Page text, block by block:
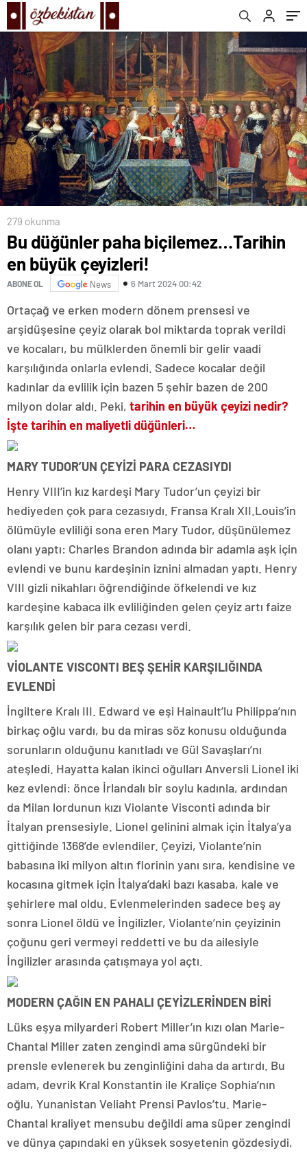
279 okunma
Bu düğünler paha biçilemez…Tarihin
en büyük çeyizleri!
ABONE OL News 6 Mart 2024 00:42
Ortaçağ ve erken modern dönem prensesi ve
arşidüşesine çeyiz olarak bol miktarda toprak verildi
ve kocaları, bu mülklerden önemli bir gelir vaadi
karşılığında onlarla evlendi. Sadece kocalar değil
kadınlar da evlilik için bazen 5 şehir bazen de 200
milyon dolar aldı. Peki, tarihin en büyük çeyizi nedir?
İşte tarihin en maliyetli düğünleri…
MARY TUDOR’UN ÇEYİZİ PARA CEZASIYDI
Henry VIII’in kız kardeşi Mary Tudor’un çeyizi bir
hediyeden çok para cezasıydı. Fransa Kralı XII.Louis’in
ölümüyle evliliği sona eren Mary Tudor, düşünülemez
olanı yaptı: Charles Brandon adında bir adamla aşk için
evlendi ve bunu kardeşinin iznini almadan yaptı. Henry
VIII gizli nikahları öğrendiğinde öfkelendi ve kız
kardeşine kabaca ilk evliliğinden gelen çeyiz artı faize
karşılık gelen bir para cezası verdi.
VİOLANTE VISCONTI BEŞ ŞEHİR KARŞILIĞINDA
EVLENDİ
İngiltere Kralı III. Edward ve eşi Hainault’lu Philippa’nın
birkaç oğlu vardı, bu da miras söz konusu olduğunda
sorunların olduğunu kanıtladı ve Gül Savaşları’nı
ateşledi. Hayatta kalan ikinci oğulları Anversli Lionel iki
kez evlendi: önce İrlandalı bir soylu kadınla, ardından
da Milan lordunun kızı Violante Visconti adında bir
İtalyan prensesiyle. Lionel gelinini almak için İtalya’ya
gittiğinde 1368’de evlendiler. Çeyizi, Violante’nin
babasına iki milyon altın florinin yanı sıra, kendisine ve
kocasına gitmek için İtalya’daki bazı kasaba, kale ve
şehirlere mal oldu. Evlenmelerinden sadece beş ay
sonra Lionel öldü ve İngilizler, Violante’nin çeyizinin
çoğunu geri vermeyi reddetti ve bu da ailesiyle
İngilizler arasında çatışmaya yol açtı.
MODERN ÇAĞIN EN PAHALI ÇEYİZLERİNDEN BİRİ
Lüks eşya milyarderi Robert Miller’ın kızı olan Marie-
Chantal Miller zaten zengindi ama sürgündeki bir
prensle evlenerek bu zenginliğini daha da artırdı. Bu
adam, devrik Kral Konstantin ile Kraliçe Sophia’nın
oğlu, Yunanistan Veliaht Prensi Pavlos’tu. Marie-
Chantal kraliyet mensubu değildi ama süper zengindi
ve dünya çapındaki en yüksek sosyetenin gözdesiydi,